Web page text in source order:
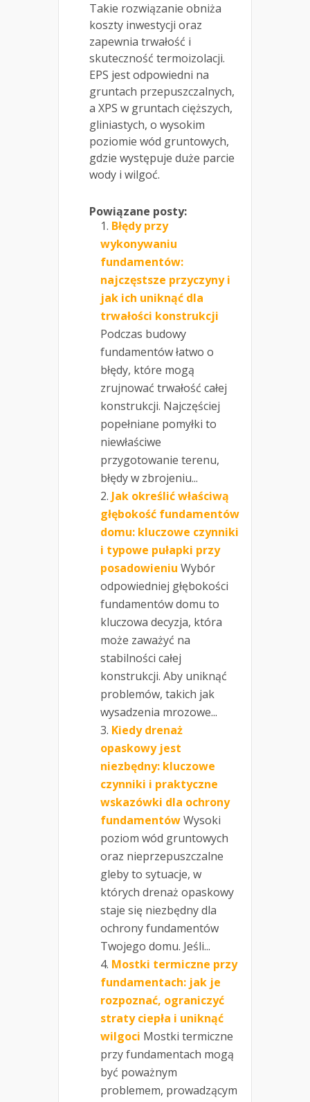
Takie rozwiązanie obniża
koszty inwestycji oraz
zapewnia trwałość i
skuteczność termoizolacji.
EPS jest odpowiedni na
gruntach przepuszczalnych,
a XPS w gruntach cięższych,
gliniastych, o wysokim
poziomie wód gruntowych,
gdzie występuje duże parcie
wody i wilgoć.
Powiązane posty:
Błędy przy
wykonywaniu
fundamentów:
najczęstsze przyczyny i
jak ich uniknąć dla
trwałości konstrukcji
Podczas budowy
fundamentów łatwo o
błędy, które mogą
zrujnować trwałość całej
konstrukcji. Najczęściej
popełniane pomyłki to
niewłaściwe
przygotowanie terenu,
błędy w zbrojeniu...
Jak określić właściwą
głębokość fundamentów
domu: kluczowe czynniki
i typowe pułapki przy
posadowieniu Wybór
odpowiedniej głębokości
fundamentów domu to
kluczowa decyzja, która
może zaważyć na
stabilności całej
konstrukcji. Aby uniknąć
problemów, takich jak
wysadzenia mrozowe...
Kiedy drenaż
opaskowy jest
niezbędny: kluczowe
czynniki i praktyczne
wskazówki dla ochrony
fundamentówWysoki
poziom wód gruntowych
oraz nieprzepuszczalne
gleby to sytuacje, w
których drenaż opaskowy
staje się niezbędny dla
ochrony fundamentów
Twojego domu. Jeśli...
Mostki termiczne przy
fundamentach: jak je
rozpoznać, ograniczyć
straty ciepła i uniknąć
wilgoci Mostki termiczne
przy fundamentach mogą
być poważnym
problemem, prowadzącym